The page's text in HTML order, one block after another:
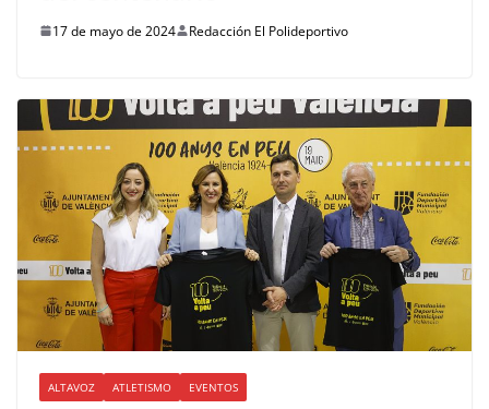
17 de mayo de 2024 Redacción El Polideportivo
ALTAVOZ ATLETISMO EVENTOS